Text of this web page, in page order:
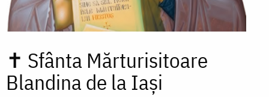
✝ Sfânta Mărturisitoare
Blandina de la Iași